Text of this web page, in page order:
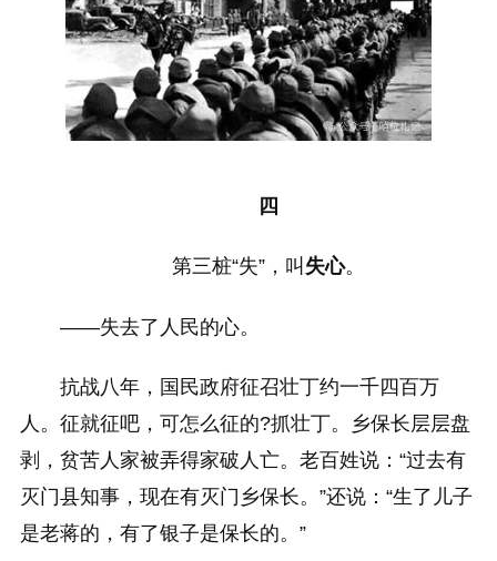
四
第三桩“失”，叫 失心。
——失去了人民的心。
抗战八年，国民政府征召壮丁约一千四百万
人。征就征吧，可怎么征的?抓壮丁。乡保长层层盘
剥，贫苦人家被弄得家破人亡。老百姓说：“过去有
灭门县知事，现在有灭门乡保长。”还说：“生了儿子
是老蒋的，有了银子是保长的。”